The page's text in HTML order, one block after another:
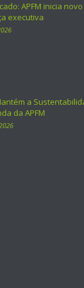
APFM inicia
executiva
a
da APFM